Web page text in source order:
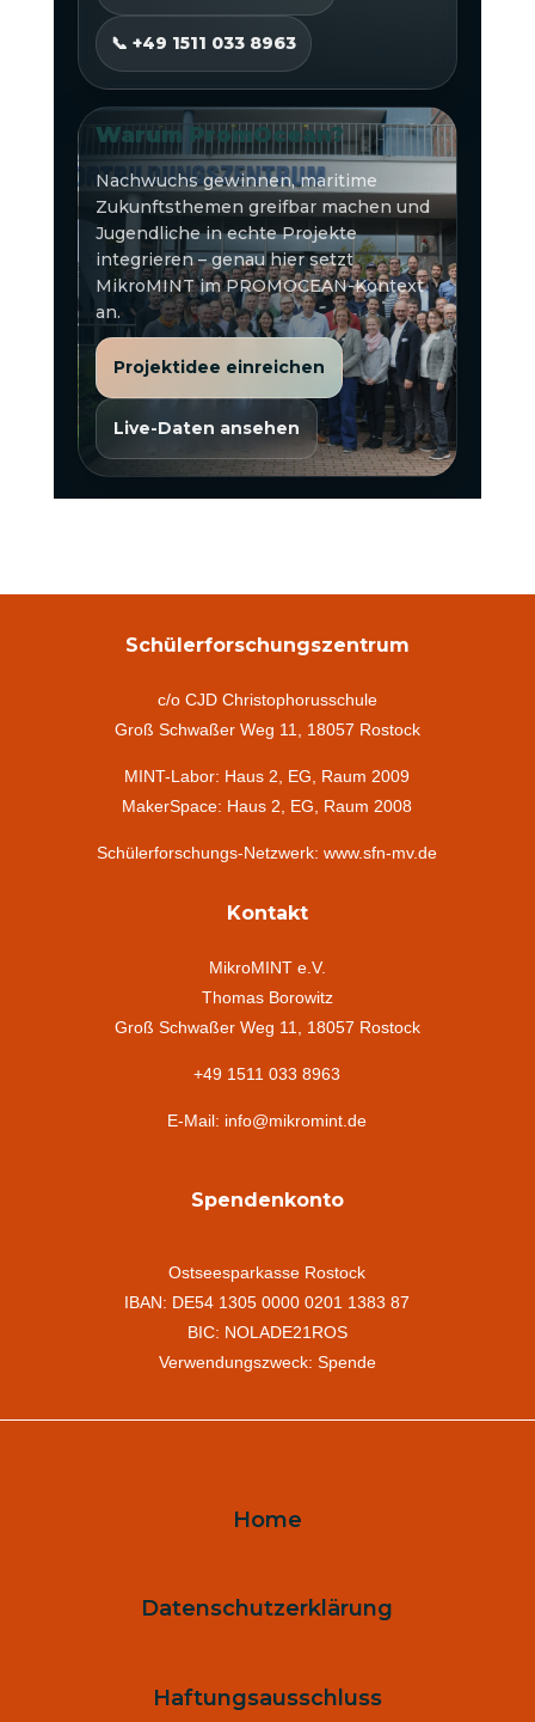
📞 +49 1511 033 8963
Warum PromOcean?
Nachwuchs gewinnen, maritime
Zukunftsthemen greifbar machen und
Jugendliche in echte Projekte
integrieren – genau hier setzt
MikroMINT im PROMOCEAN-Kontext
an.
Projektidee einreichen
Live-Daten ansehen
Schülerforschungszentrum
c/o CJD Christophorusschule
Groß Schwaßer Weg 11, 18057 Rostock
MINT-Labor: Haus 2, EG, Raum 2009
MakerSpace: Haus 2, EG, Raum 2008
Schülerforschungs-Netzwerk: www.sfn-mv.de
Kontakt
MikroMINT e.V.
Thomas Borowitz
Groß Schwaßer Weg 11, 18057 Rostock
+49 1511 033 8963
E-Mail: info@mikromint.de
Spendenkonto
Ostseesparkasse Rostock
IBAN: DE54 1305 0000 0201 1383 87
BIC: NOLADE21ROS
Verwendungszweck: Spende
Home
Datenschutzerklärung
Haftungsausschluss